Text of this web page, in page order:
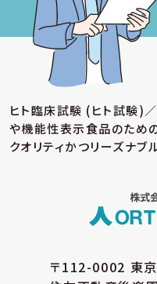
ヒト臨床試験 (ヒト試験)
や機能性表示食品のため
クオリティかつリーズナブ
〒112-0002 東